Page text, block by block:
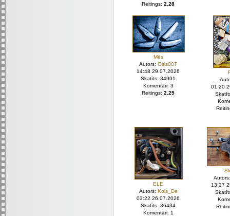
Reitings:2.28
Mēs
Autors:Osis007
14:48 29.07.2026
Skatīts: 34901
Komentāri: 3
Reitings:2.25
01:20
ELE
Autors: Kols_De
03:22 26.07.2026
Skatīts: 36434
Komentāri: 1
13:27